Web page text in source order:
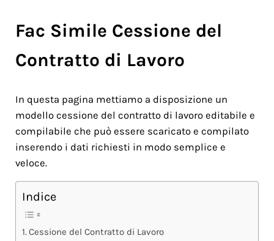
Fac Simile Cessione del
Contratto di Lavoro
In questa pagina mettiamo a disposizione un
modello cessione del contratto di lavoro editabile e
compilabile che può essere scaricato e compilato
inserendo i dati richiesti in modo semplice e
veloce.
Indice
Cessione del Contratto di Lavoro